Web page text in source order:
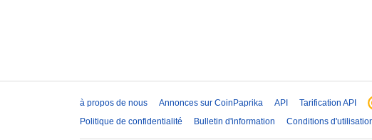
à propos de nous Annonces sur CoinPaprika API Tarification API
Politique de confidentialité
Bulletin d'information Conditions